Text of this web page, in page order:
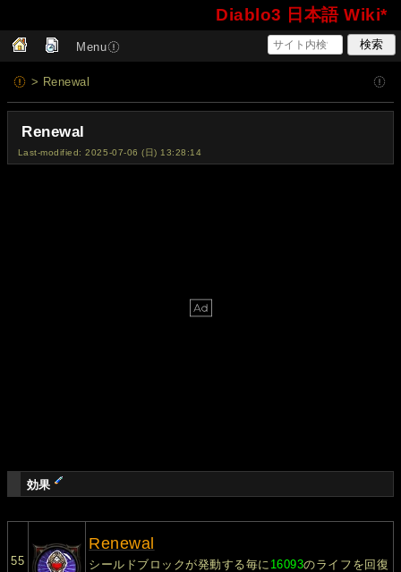
Diablo3 日本語 Wiki*
Menu
> Renewal
Renewal
Last-modified: 2025-07-06 (日) 13:28:14
効果
55
Renewal
シールドブロックが発動する毎に 16093のライフを回復